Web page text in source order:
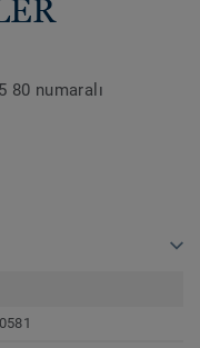
80 numaralı